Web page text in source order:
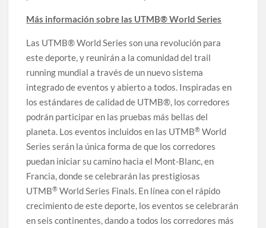
Más información sobre las UTMB® World Series
Las UTMB® World Series son una revolución para
este deporte, y reunirán a la comunidad del trail
running mundial a través de un nuevo sistema
integrado de eventos y abierto a todos. Inspiradas en
los estándares de calidad de UTMB®, los corredores
podrán participar en las pruebas más bellas del
planeta. Los eventos incluidos en las UTMB® World
Series serán la única forma de que los corredores
puedan iniciar su camino hacia el Mont-Blanc, en
Francia, donde se celebrarán las prestigiosas
UTMB® World Series Finals. En línea con el rápido
crecimiento de este deporte, los eventos se celebrarán
en seis continentes, dando a todos los corredores más